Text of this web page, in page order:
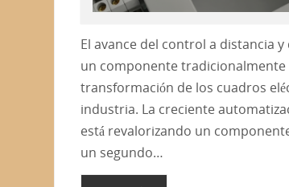
El avance del control a distancia
un componente
transformación de los cuadros
industria. La creciente
está revalorizando un
un segundo…